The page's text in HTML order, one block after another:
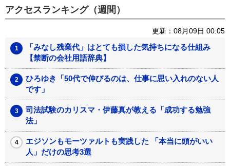
アクセスランキング（週間）
更新：08月09日 00:05
「みなし残業代」はとても損した気持ちになる仕組み
【禁断の会社用語辞典】
ひろゆき「50代で伸びるのは、仕事に思い入れのない人
です」
司法試験のカリスマ・伊藤真が教える「成功する勉強
法」
エジソンもモーツァルトも実践した 「本当に頭がいい
人」だけの思考3選